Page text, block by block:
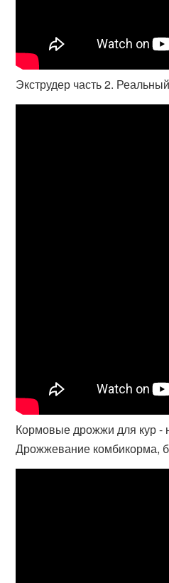
Экструдер часть 2.
Кормовые дрожжи для кур -
Дрожжевание комбикорма,